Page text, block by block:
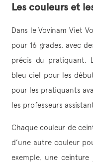
Les couleurs et
Dans le Vovinam Viet
pour 16 grades, avec
précis du pratiquant.
bleu ciel pour les
pour les pratiquants
les professeurs
Chaque couleur de
d’une autre couleur
exemple, une